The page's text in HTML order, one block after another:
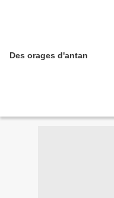
Des orages d'antan